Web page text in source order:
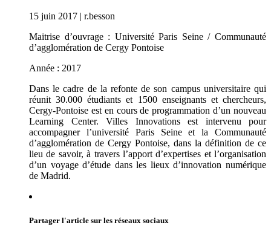
15 juin 2017 | r.besson
Maitrise d’ouvrage : Université Paris Seine / Communauté
d’agglomération de Cergy Pontoise
Année : 2017
Dans le cadre de la refonte de son campus universitaire qui
réunit 30.000 étudiants et 1500 enseignants et chercheurs,
Cergy-Pontoise est en cours de programmation d’un nouveau
Learning Center. Villes Innovations est intervenu pour
accompagner l’université Paris Seine et la Communauté
d’agglomération de Cergy Pontoise, dans la définition de ce
lieu de savoir, à travers l’apport d’expertises et l’organisation
d’un voyage d’étude dans les lieux d’innovation numérique
de Madrid.
Partager l'article sur les réseaux sociaux